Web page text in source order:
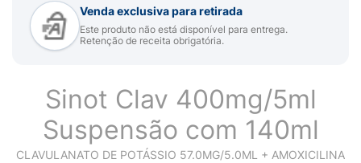
Venda exclusiva para retirada
Este produto não está disponível para entrega.
Retenção de receita obrigatória.
Sinot Clav 400mg/5ml
Suspensão com 140ml
CLAVULANATO DE POTÁSSIO 57.0MG/5.0ML + AMOXICILINA